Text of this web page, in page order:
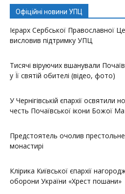
Офіційні новини УПЦ
Ієрарх Сербської Православної
висловив підтримку УПЦ
Тисячі віруючих вшанували
у Її святій обителі (відео, фото)
У Чернігівській єпархії освятили
честь Почаївської ікони Божої
Предстоятель очолив
монастирі
Клірика Київської єпархії
оборони України «Хрест пошани»